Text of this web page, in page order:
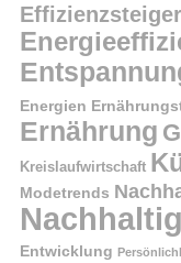
Energien
Ernährung
Kreislaufwirtschaft
Modetrends
Entwicklung